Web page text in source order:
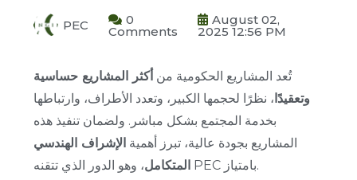
PEC 0
Comments
August 02,
2025 12:56 PM
تُعد المشاريع الحكومية من أكثر المشاريع حساسية
وتعقيدًا، نظرًا لحجمها الكبير، وتعدد الأطراف، وارتباطها
بخدمة المجتمع بشكل مباشر. ولضمان تنفيذ هذه
المشاريع بجودة عالية، تبرز أهمية الإشراف الهندسي
المتكامل
، وهو الدور الذي تتقنه PEC بامتياز.